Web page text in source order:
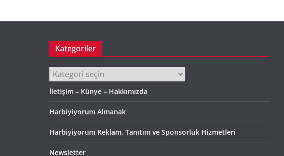
Kategoriler
Kategoriler
İletişim – Künye – Hakkımızda
Harbiyiyorum Almanak
Harbiyiyorum Reklam, Tanıtım ve Sponsorluk Hizmetleri
Newsletter